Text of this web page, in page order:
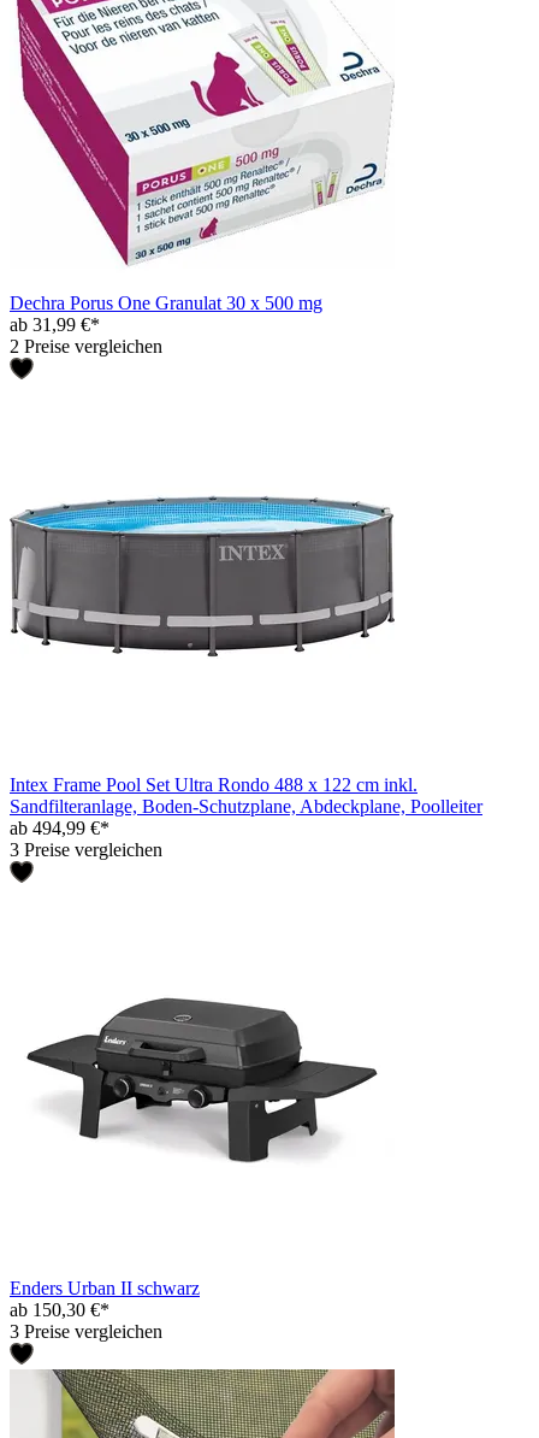
Dechra Porus One Granulat 30 x 500 mg
ab 31,99 €*
2 Preise vergleichen
Intex Frame Pool Set Ultra Rondo 488 x 122 cm inkl.
Sandfilteranlage, Boden-Schutzplane, Abdeckplane, Poolleiter
ab 494,99 €*
3 Preise vergleichen
Enders Urban II schwarz
ab 150,30 €*
3 Preise vergleichen